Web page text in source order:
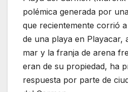
polémica generada por
que recientemente corrió
de una playa en Playacar,
mar y la franja de arena
eran de su propiedad, ha
respuesta por parte de